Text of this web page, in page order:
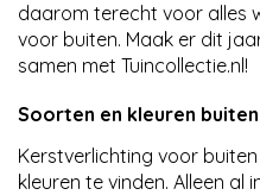
daarom terecht voor alles
voor buiten. Maak er dit
samen met Tuincollectie.nl!
Soorten en kleuren
Kerstverlichting voor
kleuren te vinden. Alleen al